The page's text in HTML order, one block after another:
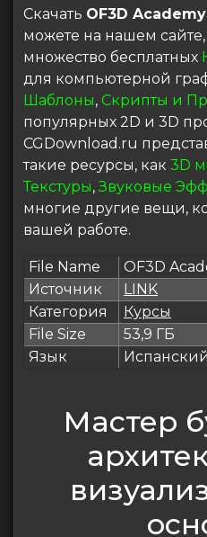
Скачать OF3D
можете на нашем
множество бесплатных
для компьютерной
Шаблоны, Скрипты и
популярных 2D и 3D
CGDownload.ru
такие ресурсы, как 3D
Текстуры,Звуковые
многие другие вещи,
вашей работе.
File Name
OF3D
Источник
LINK
Категория
Курсы
File Size
53,9 ГБ
Язык
Мастер